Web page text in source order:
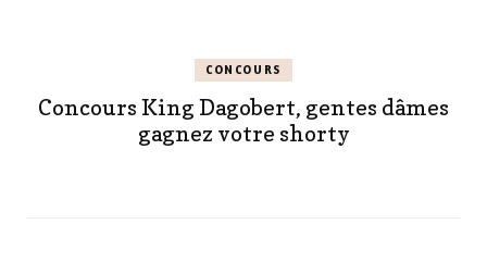
CONCOURS
Concours King Dagobert, gentes dâmes
gagnez votre shorty